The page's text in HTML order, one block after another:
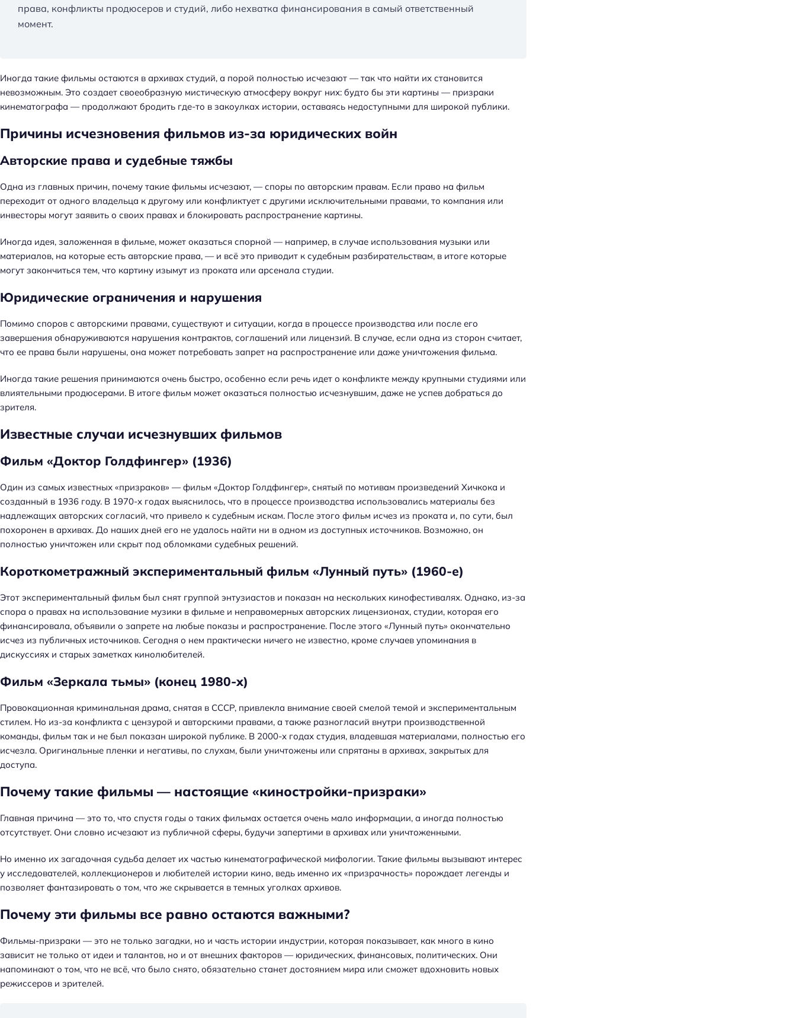
права, конфликты продюсеров и студий, либо нехватка финансирования в самый ответственный
момент.
Иногда такие фильмы остаются в архивах студий, а порой полностью исчезают — так что найти их становится
невозможным. Это создает своеобразную мистическую атмосферу вокруг них: будто бы эти картины — призраки
кинематографа — продолжают бродить где-то в закоулках истории, оставаясь недоступными для широкой публики.
Причины исчезновения фильмов из-за юридических войн
Авторские права и судебные тяжбы
Одна из главных причин, почему такие фильмы исчезают, — споры по авторским правам. Если право на фильм
переходит от одного владельца к другому или конфликтует с другими исключительными правами, то компания или
инвесторы могут заявить о своих правах и блокировать распространение картины.
Иногда идея, заложенная в фильме, может оказаться спорной — например, в случае использования музыки или
материалов, на которые есть авторские права, — и всё это приводит к судебным разбирательствам, в итоге которые
могут закончиться тем, что картину изымут из проката или арсенала студии.
Юридические ограничения и нарушения
Помимо споров с авторскими правами, существуют и ситуации, когда в процессе производства или после его
завершения обнаруживаются нарушения контрактов, соглашений или лицензий. В случае, если одна из сторон считает,
что ее права были нарушены, она может потребовать запрет на распространение или даже уничтожения фильма.
Иногда такие решения принимаются очень быстро, особенно если речь идет о конфликте между крупными студиями или
влиятельными продюсерами. В итоге фильм может оказаться полностью исчезнувшим, даже не успев добраться до
зрителя.
Известные случаи исчезнувших фильмов
Фильм «Доктор Голдфингер» (1936)
Один из самых известных «призраков» — фильм «Доктор Голдфингер», снятый по мотивам произведений Хичкока и
созданный в 1936 году. В 1970-х годах выяснилось, что в процессе производства использовались материалы без
надлежащих авторских согласий, что привело к судебным искам. После этого фильм исчез из проката и, по сути, был
похоронен в архивах. До наших дней его не удалось найти ни в одном из доступных источников. Возможно, он
полностью уничтожен или скрыт под обломками судебных решений.
Короткометражный экспериментальный фильм «Лунный путь» (1960-е)
Этот экспериментальный фильм был снят группой энтузиастов и показан на нескольких кинофестивалях. Однако, из-за
спора о правах на использование музики в фильме и неправомерных авторских лицензионах, студии, которая его
финансировала, объявили о запрете на любые показы и распространение. После этого «Лунный путь» окончательно
исчез из публичных источников. Сегодня о нем практически ничего не известно, кроме случаев упоминания в
дискуссиях и старых заметках кинолюбителей.
Фильм «Зеркала тьмы» (конец 1980-х)
Провокационная криминальная драма, снятая в СССР, привлекла внимание своей смелой темой и экспериментальным
стилем. Но из-за конфликта с цензурой и авторскими правами, а также разногласий внутри производственной
команды, фильм так и не был показан широкой публике. В 2000-х годах студия, владевшая материалами, полностью его
исчезла. Оригинальные пленки и негативы, по слухам, были уничтожены или спрятаны в архивах, закрытых для
доступа.
Почему такие фильмы — настоящие «киностройки-призраки»
Главная причина — это то, что спустя годы о таких фильмах остается очень мало информации, а иногда полностью
отсутствует. Они словно исчезают из публичной сферы, будучи запертими в архивах или уничтоженными.
Но именно их загадочная судьба делает их частью кинематографической мифологии. Такие фильмы вызывают интерес
у исследователей, коллекционеров и любителей истории кино, ведь именно их «призрачность» порождает легенды и
позволяет фантазировать о том, что же скрывается в темных уголках архивов.
Почему эти фильмы все равно остаются важными?
Фильмы-призраки — это не только загадки, но и часть истории индустрии, которая показывает, как много в кино
зависит не только от идеи и талантов, но и от внешних факторов — юридических, финансовых, политических. Они
напоминают о том, что не всё, что было снято, обязательно станет достоянием мира или сможет вдохновить новых
режиссеров и зрителей.
Н
а
и